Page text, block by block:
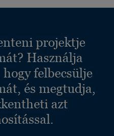
projektje
Használja
felbecsülje
és megtudja,
azt